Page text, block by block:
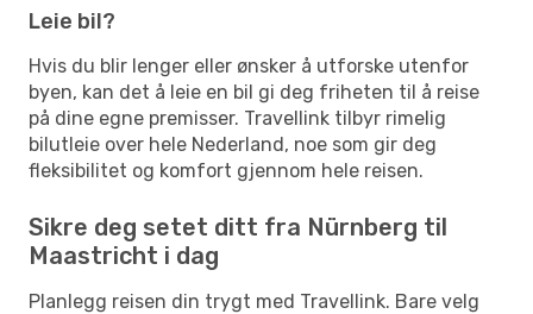
Leie bil?
Hvis du blir lenger eller ønsker å utforske utenfor
byen, kan det å leie en bil gi deg friheten til å reise
på dine egne premisser. Travellink tilbyr rimelig
bilutleie over hele Nederland, noe som gir deg
fleksibilitet og komfort gjennom hele reisen.
Sikre deg setet ditt fra Nürnberg til
Maastricht i dag
Planlegg reisen din trygt med Travellink. Bare velg